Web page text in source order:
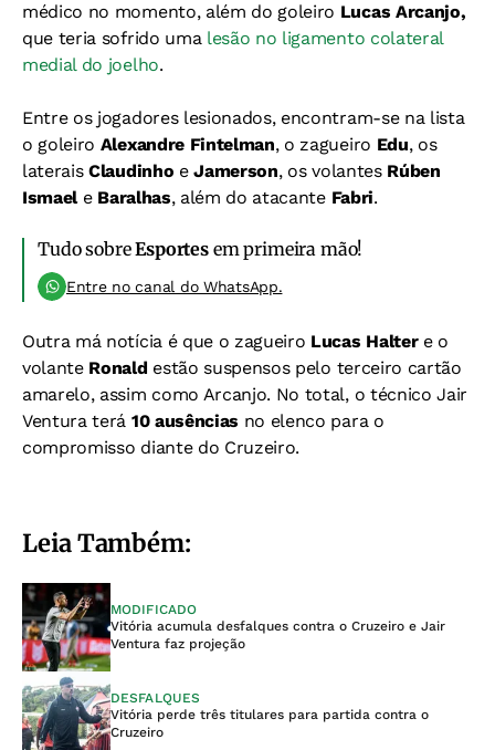
médico no momento, além do goleiro Lucas Arcanjo,
que teria sofrido uma lesão no ligamento colateral
medial do joelho.
Entre os jogadores lesionados, encontram-se na lista
o goleiro Alexandre Fintelman, o zagueiro Edu, os
lateraisClaudinho eJamerson, os volantes Rúben
Ismaele Baralhas, além do atacante Fabri.
Tudo sobreEsportesem primeira mão!
Entre no canal do WhatsApp.
Outra má notícia é que o zagueiro Lucas Haltere o
volante Ronald estão suspensos pelo terceiro cartão
amarelo, assim como Arcanjo. No total, o técnico Jair
Ventura terá 10 ausências no elenco para o
compromisso diante do Cruzeiro.
Leia Também:
MODIFICADO
Vitória acumula desfalques contra o Cruzeiro e Jair
Ventura faz projeção
DESFALQUES
Vitória perde três titulares para partida contra o
Cruzeiro